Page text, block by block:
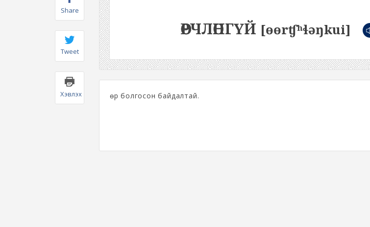
Share
Tweet
Хэвлэх
ӨӨРЧЛӨНГҮЙ [ɵɵrʧʰɬəŋkui]
Өөр болгосон байдалтай.